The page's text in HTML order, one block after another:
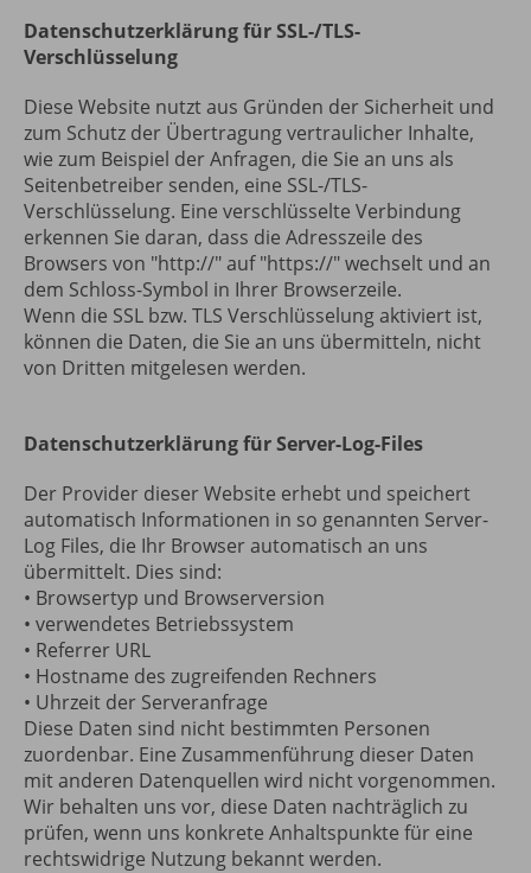
Datenschutzerklärung für SSL-/TLS-
Verschlüsselung
Diese Website nutzt aus Gründen der Sicherheit und
zum Schutz der Übertragung vertraulicher Inhalte,
wie zum Beispiel der Anfragen, die Sie an uns als
Seitenbetreiber senden, eine SSL-/TLS-
Verschlüsselung. Eine verschlüsselte Verbindung
erkennen Sie daran, dass die Adresszeile des
Browsers von "http://" auf "https://" wechselt und an
dem Schloss-Symbol in Ihrer Browserzeile.
Wenn die SSL bzw. TLS Verschlüsselung aktiviert ist,
können die Daten, die Sie an uns übermitteln, nicht
von Dritten mitgelesen werden.
Datenschutzerklärung für Server-Log-Files
Der Provider dieser Website erhebt und speichert
automatisch Informationen in so genannten Server-
Log Files, die Ihr Browser automatisch an uns
übermittelt. Dies sind:
• Browsertyp und Browserversion
• verwendetes Betriebssystem
• Referrer URL
• Hostname des zugreifenden Rechners
• Uhrzeit der Serveranfrage
Diese Daten sind nicht bestimmten Personen
zuordenbar. Eine Zusammenführung dieser Daten
mit anderen Datenquellen wird nicht vorgenommen.
Wir behalten uns vor, diese Daten nachträglich zu
prüfen, wenn uns konkrete Anhaltspunkte für eine
rechtswidrige Nutzung bekannt werden.